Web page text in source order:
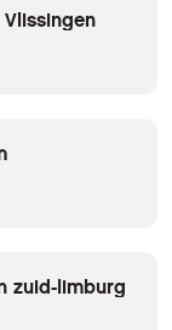
zuid-limburg